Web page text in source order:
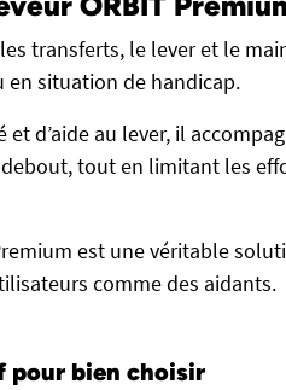
transferts, le lever et le
en situation de handicap.
d’aide au lever, il
tout en limitant les
est une véritable
comme des aidants.
pour bien choisir